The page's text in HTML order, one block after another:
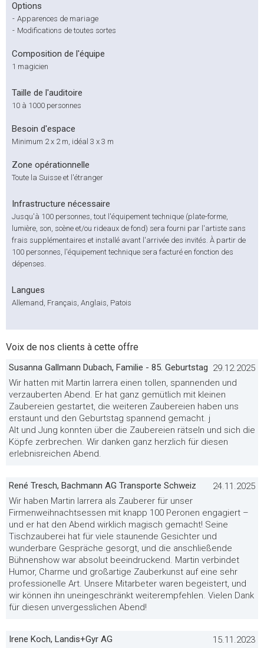
Options
- Apparences de mariage
- Modifications de toutes sortes
Composition de l'équipe
1 magicien
Taille de l'auditoire
10 à 1000 personnes
Besoin d'espace
Minimum 2 x 2 m, idéal 3 x 3 m
Zone opérationnelle
Toute la Suisse et l'étranger
Infrastructure nécessaire
Jusqu'à 100 personnes, tout l'équipement technique (plate-forme,
lumière, son, scène et/ou rideaux de fond) sera fourni par l'artiste sans
frais supplémentaires et installé avant l'arrivée des invités. À partir de
100 personnes, l'équipement technique sera facturé en fonction des
dépenses.
Langues
Allemand, Français, Anglais, Patois
Voix de nos clients à cette offre
Susanna Gallmann Dubach, Familie - 85. Geburtstag 29.12.2025
Wir hatten mit Martin Iarrera einen tollen, spannenden und
verzauberten Abend. Er hat ganz gemütlich mit kleinen
Zaubereien gestartet, die weiteren Zaubereien haben uns
erstaunt und den Geburtstag spannend gemacht. j
Alt und Jung konnten über die Zaubereien rätseln und sich die
Köpfe zerbrechen. Wir danken ganz herzlich für diesen
erlebnisreichen Abend.
René Tresch, Bachmann AG Transporte Schweiz
24.11.2025
Wir haben Martin Iarrera als Zauberer für unser
Firmenweihnachtsessen mit knapp 100 Peronen engagiert –
und er hat den Abend wirklich magisch gemacht! Seine
Tischzauberei hat für viele staunende Gesichter und
wunderbare Gespräche gesorgt, und die anschließende
Bühnenshow war absolut beeindruckend. Martin verbindet
Humor, Charme und großartige Zauberkunst auf eine sehr
professionelle Art. Unsere Mitarbeter waren begeistert, und
wir können ihn uneingeschränkt weiterempfehlen. Vielen Dank
für diesen unvergesslichen Abend!
Irene Koch, Landis+Gyr AG
15.11.2023